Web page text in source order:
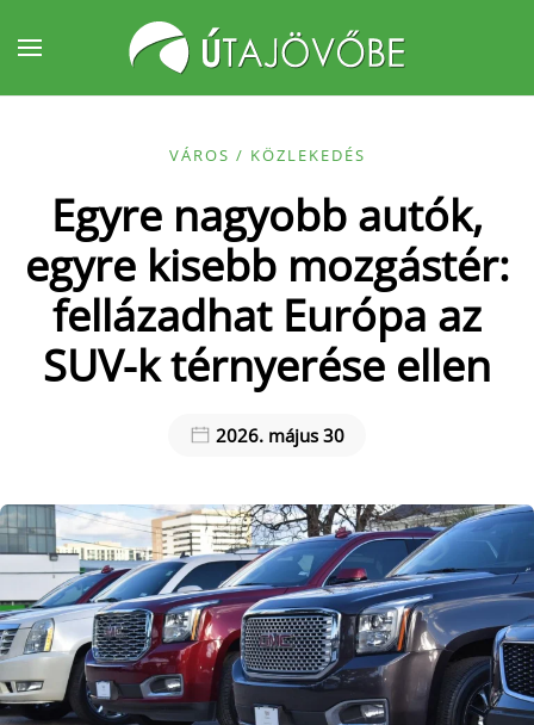
Fő tartalom átugrása
VÁROS / KÖZLEKEDÉS
Egyre nagyobb autók,
egyre kisebb mozgástér:
fellázadhat Európa az
SUV-k térnyerése ellen
2026. május 30